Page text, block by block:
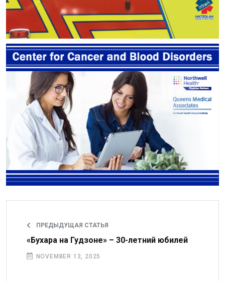
ПРЕДЫДУЩАЯ СТАТЬЯ
«Бухара на Гудзоне» – 30-летний юбилей
NOVEMBER 13, 2025